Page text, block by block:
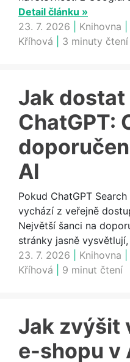
Detail článku »
23. 7. 2026
Knihovna
Kříhová
3 minuty čtení
Jak
ChatGPT:
AI
Pokud ChatGPT
vychází z veřejně
Největší šanci na
stránky jasně vysvětlují,
23. 7. 2026
Knihovna
Kříhová
9 minut čtení
Jak zvýšit
e-shopu v